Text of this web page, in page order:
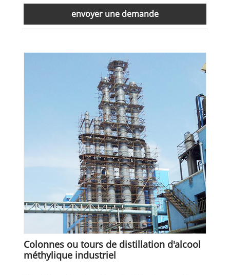
envoyer une demande
Colonnes ou tours de distillation d'alcool
méthylique industriel